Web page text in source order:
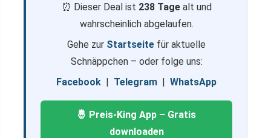
⏰ Dieser Deal ist 238 Tagealt und
wahrscheinlich abgelaufen.
Gehe zur Startseite für aktuelle
Schnäppchen – oder folge uns:
Facebook | Telegram | WhatsApp
🤴 Preis-King App – Gratis
downloaden